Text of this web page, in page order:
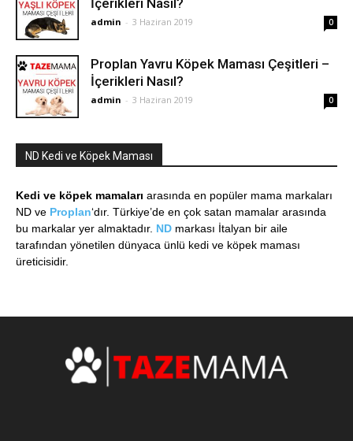
İçerikleri Nasıl?
admin - 3 Haziran 2019 0
Proplan Yavru Köpek Maması Çeşitleri –
İçerikleri Nasıl?
admin - 3 Haziran 2019 0
ND Kedi ve Köpek Maması
Kedi ve köpek mamaları arasında en popüler mama markaları
ND ve Proplan‘dır. Türkiye’de en çok satan mamalar arasında
bu markalar yer almaktadır. ND markası İtalyan bir aile
tarafından yönetilen dünyaca ünlü kedi ve köpek maması
üreticisidir.